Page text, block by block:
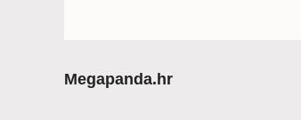
Megapanda.hr